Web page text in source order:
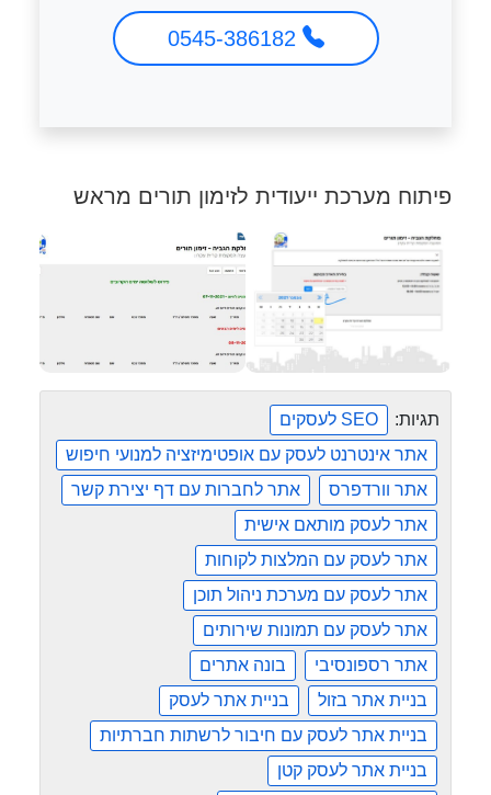
פיתוח מערכת ייעודית לזימון תורים מראש
תגיות:
SEO לעסקים
אתר אינטרנט לעסק עם אופטימיזציה למנועי חיפוש
אתר וורדפרס
אתר לחברות עם דף יצירת קשר
אתר לעסק מותאם אישית
אתר לעסק עם המלצות לקוחות
אתר לעסק עם מערכת ניהול תוכן
אתר לעסק עם תמונות שירותים
אתר רספונסיבי
בונה אתרים
בניית אתר בזול
בניית אתר לעסק
בניית אתר לעסק עם חיבור לרשתות חברתיות
בניית אתר לעסק קטן